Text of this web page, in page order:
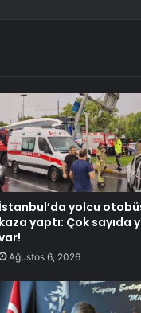
İstanbul’da yolcu
kaza yaptı: Çok sayıda
Ağustos 6, 2026